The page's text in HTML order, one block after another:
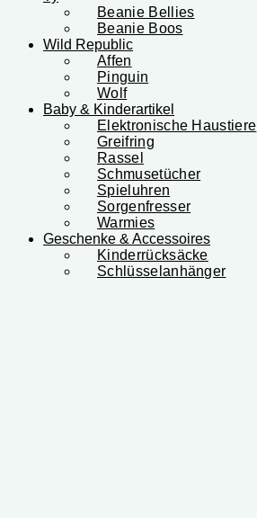
Beanie Bellies
Beanie Boos
Wild Republic
Affen
Pinguin
Wolf
Baby & Kinderartikel
Elektronische Haustiere
Greifring
Rassel
Schmusetücher
Spieluhren
Sorgenfresser
Warmies
Geschenke & Accessoires
Kinderrücksäcke
Schlüsselanhänger